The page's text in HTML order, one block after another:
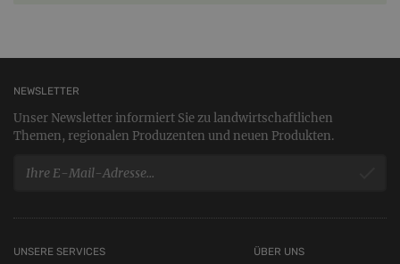
NEWSLETTER
Unser Newsletter informiert Sie zu landwirtschaftlichen
Themen, regionalen Produzenten und neuen Produkten.
UNSERE SERVICES ÜBER UNS